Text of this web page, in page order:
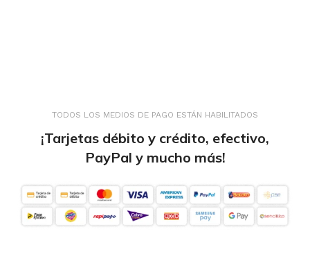
TODOS LOS MEDIOS DE PAGO ESTÁN HABILITADOS
¡Tarjetas débito y crédito, efectivo,
PayPal y mucho más!